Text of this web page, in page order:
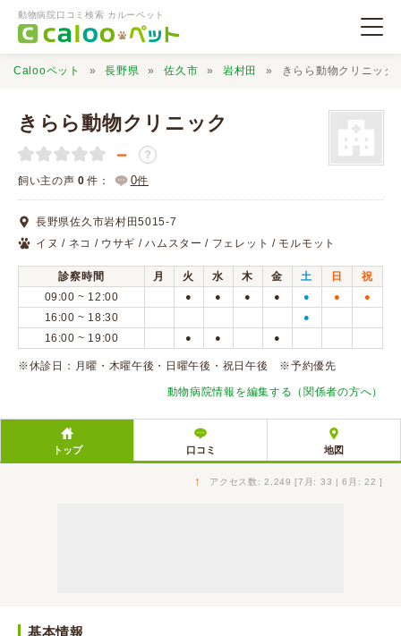
動物病院口コミ検索 カルーペット
動物病院検索
口コミ検索
Calooペットとは？
口コミ投稿
Calooペット 長野県 佐久市 岩村田 きらら動物クリニック
きらら動物クリニック
－ ？
飼い主の声 0 件： 0件
長野県佐久市岩村田5015-7
イヌ / ネコ / ウサギ / ハムスター / フェレット / モルモット
診察時間 月 火 水 木 金 土 日
祝
09:00 ~ 12:00
● ● ● ● ● ● ●
16:00 ~ 18:30 ●
16:00 ~ 19:00 ● ● ●
※休診日：月曜・木曜午後・日曜午後・祝日午後 ※予約優先
動物病院情報を編集する（関係者の方へ）
トップ 口コミ 地図
↑ アクセス数: 2,249 [7月: 33 | 6月: 22 ]
基本情報